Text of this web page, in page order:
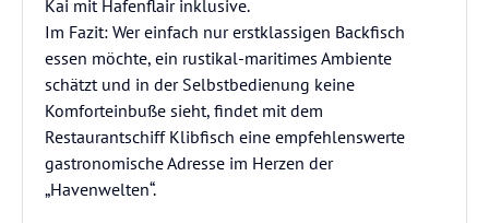
Kai mit Hafenflair inklusive.
Im Fazit: Wer einfach nur erstklassigen Backfisch
essen möchte, ein rustikal-maritimes Ambiente
schätzt und in der Selbstbedienung keine
Komforteinbuße sieht, findet mit dem
Restaurantschiff Klibfisch eine empfehlenswerte
gastronomische Adresse im Herzen der
„Havenwelten“.